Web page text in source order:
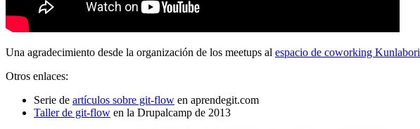
Una agradecimiento desde la organización de los meetups al espacio de coworking Kunlabori
Otros enlaces:
Serie de artículos sobre git-flow en aprendegit.com
Taller de git-flow en la Drupalcamp de 2013